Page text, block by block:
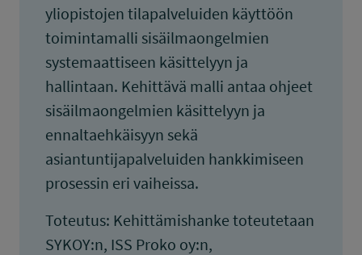
yliopistojen tilapalveluiden käyttöön
toimintamalli sisäilmaongelmien
systemaattiseen käsittelyyn ja
hallintaan. Kehittävä malli antaa ohjeet
sisäilmaongelmien käsittelyyn ja
ennaltaehkäisyyn sekä
asiantuntijapalveluiden hankkimiseen
prosessin eri vaiheissa.
Toteutus: Kehittämishanke toteutetaan
SYKOY:n, ISS Proko oy:n,